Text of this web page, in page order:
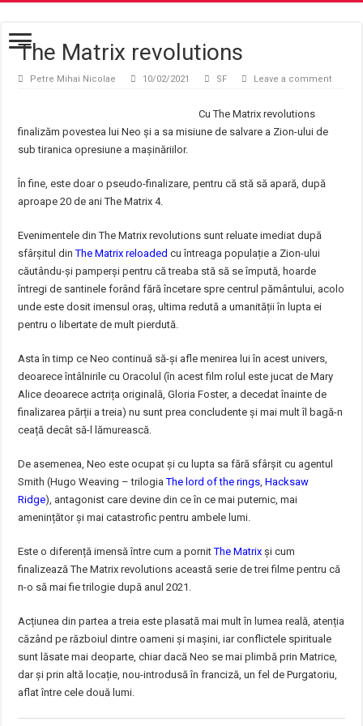
The Matrix revolutions
Petre Mihai Nicolae 10/02/2021 SF Leave a comment
Cu The Matrix revolutions
finalizăm povestea lui Neo și a sa misiune de salvare a Zion-ului de
sub tiranica opresiune a mașinăriilor.
În fine, este doar o pseudo-finalizare, pentru că stă să apară, după
aproape 20 de ani The Matrix 4.
Evenimentele din The Matrix revolutions sunt reluate imediat după
sfârșitul dinThe Matrix reloaded cu întreaga populație a Zion-ului
căutându-și pamperși pentru că treaba stă să se împută, hoarde
întregi de santinele forând fără încetare spre centrul pământului, acolo
unde este dosit imensul oraș, ultima redută a umanității în lupta ei
pentru o libertate de mult pierdută.
Asta în timp ce Neo continuă să-și afle menirea lui în acest univers,
deoarece întâlnirile cu Oracolul (în acest film rolul este jucat de Mary
Alice deoarece actrița originală, Gloria Foster, a decedat înainte de
finalizarea părții a treia) nu sunt prea concludente și mai mult îl bagă-n
ceață decât să-l lămurească.
De asemenea, Neo este ocupat și cu lupta sa fără sfârșit cu agentul
Smith (Hugo Weaving – trilogia The lord of the rings,Hacksaw
Ridge), antagonist care devine din ce în ce mai puternic, mai
amenințător și mai catastrofic pentru ambele lumi.
Este o diferență imensă între cum a pornitThe Matrix și cum
finalizează The Matrix revolutions această serie de trei filme pentru că
n-o să mai fie trilogie după anul 2021.
Acțiunea din partea a treia este plasată mai mult în lumea reală, atenția
căzând pe războiul dintre oameni și mașini, iar conflictele spirituale
sunt lăsate mai deoparte, chiar dacă Neo se mai plimbă prin Matrice,
dar și prin altă locație, nou-introdusă în franciză, un fel de Purgatoriu,
aflat între cele două lumi.